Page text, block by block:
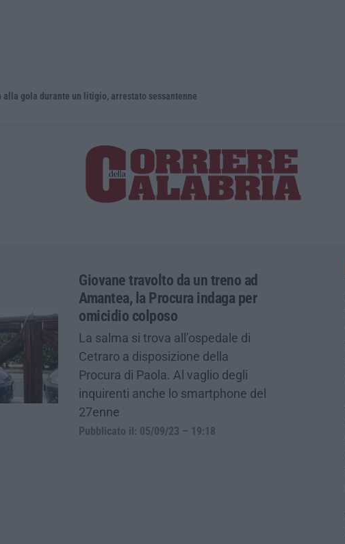
durante un litigio, arrestato sessantenne
Giovane travolto da un treno ad
Amantea, la Procura indaga per
omicidio colposo
La salma si trova all’ospedale di
Cetraro a disposizione della
Procura di Paola. Al vaglio degli
inquirenti anche lo smartphone del
27enne
Pubblicato il: 05/09/23 – 19:18